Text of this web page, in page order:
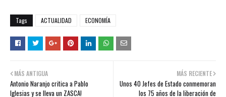
Tags ACTUALIDAD ECONOMÍA
MÁS RECIENTE
Unos 40 Jefes de Estado conmemoran
los 75 años de la liberación de
MÁS ANTIGUA
Antonio Naranjo critica a Pablo
Iglesias y se lleva un ZASCA!